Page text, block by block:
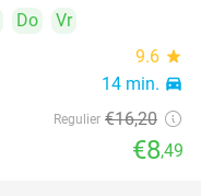
Do
Vr
9.6 star
14 min. directions_car
Regulier €16,20
€8,49